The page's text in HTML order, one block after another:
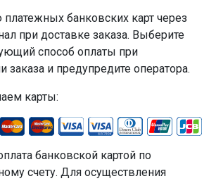
банковских карт через
при доставке заказа. Выберите
способ оплаты при
заказа и предупредите оператора.
карты:
банковской картой по
счету. Для осуществления